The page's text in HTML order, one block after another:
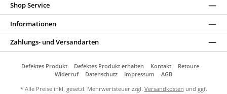
Shop Service
Informationen
Zahlungs- und Versandarten
Defektes Produkt Defektes Produkt erhalten Kontakt
Retoure
Widerruf
Datenschutz Impressum
AGB
* Alle Preise inkl. gesetzl. Mehrwertsteuer zzgl. Versandkosten und ggf.